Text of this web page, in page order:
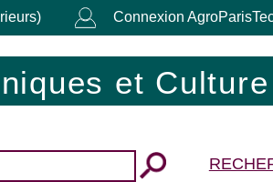
Connexion
et Culture